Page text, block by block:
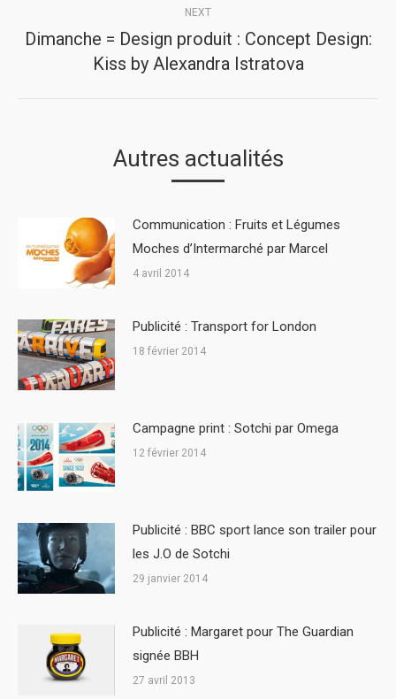
NEXT
Next
post:
Dimanche = Design produit : Concept Design:
Kiss by Alexandra Istratova
Autres actualités
Communication : Fruits et Légumes
Moches d’Intermarché par Marcel
4 avril 2014
Publicité : Transport for London
18 février 2014
Campagne print : Sotchi par Omega
12 février 2014
Publicité : BBC sport lance son trailer pour
les J.O de Sotchi
29 janvier 2014
Publicité : Margaret pour The Guardian
signée BBH
27 avril 2013